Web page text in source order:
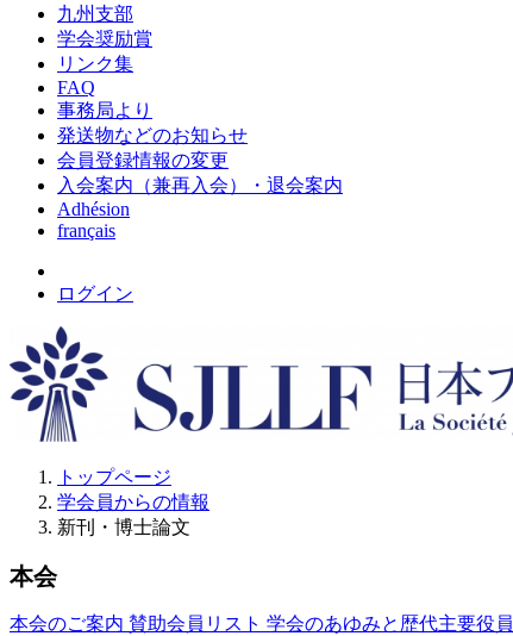
九州支部
学会奨励賞
リンク集
FAQ
事務局より
発送物などのお知らせ
会員登録情報の変更
入会案内（兼再入会）・退会案内
Adhésion
français
ログイン
トップページ
学会員からの情報
新刊・博士論文
本会
本会のご案内 賛助会員リスト 学会のあゆみと歴代主要役員